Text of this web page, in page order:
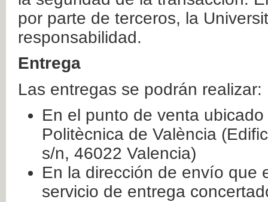
por parte de terceros, la
responsabilidad.
Entrega
Las entregas se podrán realizar:
En el punto de venta
Politècnica de València
s/n, 46022 Valencia)
En la dirección de envío que
servicio de entrega